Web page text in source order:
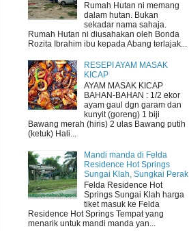
Rumah Hutan ni memang
dalam hutan. Bukan
sekadar nama sahaja.
Rumah Hutan ni diusahakan oleh Bonda
Rozita Ibrahim ibu kepada Abang terlajak...
RESEPI AYAM MASAK
KICAP
AYAM MASAK KICAP
BAHAN-BAHAN : 1/2 ekor
ayam gaul dgn garam dan
kunyit (goreng) 1 biji
Bawang merah (hiris) 2 ulas Bawang putih
(ketuk) Hali...
Mandi manda di Felda
Residence Hot Springs
Sungai Klah, Sungkai Perak
Felda Residence Hot
Springs Sungai Klah harga
tiket masuk ke Felda
Residence Hot Springs Tempat yang
menarik untuk mandi manda yan...